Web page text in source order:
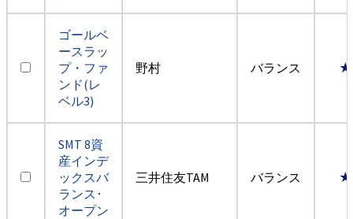
ゴールベ
ースラッ
プ・ファ
ンド(レ
ベル3)
野村 バランス
SMT 8資
産インデ
ックスバ
ランス･
オープン
三井住友TAM バランス